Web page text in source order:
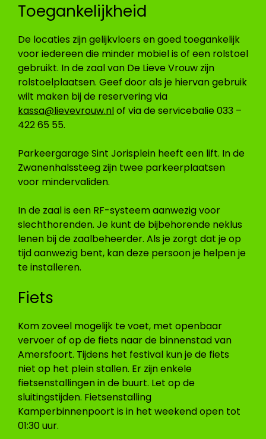
Toegankelijkheid
De locaties zijn gelijkvloers en goed toegankelijk
voor iedereen die minder mobiel is of een rolstoel
gebruikt. In de zaal van De Lieve Vrouw zijn
rolstoelplaatsen. Geef door als je hiervan gebruik
wilt maken bij de reservering via
kassa@lievevrouw.nlof via de servicebalie 033 –
422 65 55.
Parkeergarage Sint Jorisplein heeft een lift. In de
Zwanenhalssteeg zijn twee parkeerplaatsen
voor mindervaliden.
In de zaal is een RF-systeem aanwezig voor
slechthorenden. Je kunt de bijbehorende neklus
lenen bij de zaalbeheerder. Als je zorgt dat je op
tijd aanwezig bent, kan deze persoon je helpen je
te installeren.
Fiets
Kom zoveel mogelijk te voet, met openbaar
vervoer of op de fiets naar de binnenstad van
Amersfoort. Tijdens het festival kun je de fiets
niet op het plein stallen. Er zijn enkele
fietsenstallingen in de buurt. Let op de
sluitingstijden. Fietsenstalling
Kamperbinnenpoort is in het weekend open tot
01:30 uur.